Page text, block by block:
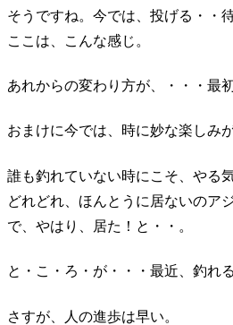
そうですね。今では、投げる・・
ここは、こんな感じ。
あれからの変わり方が、・・・最
おまけに今では、時に妙な楽しみが
誰も釣れていない時にこそ、やる
どれどれ、ほんとうに居ないのア
で、やはり、居た！と・・。
と・こ・ろ・が・・・最近、釣れ
さすが、人の進歩は早い。